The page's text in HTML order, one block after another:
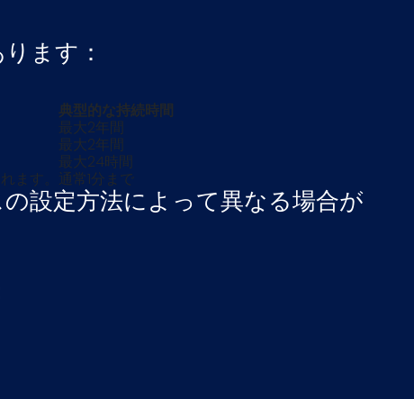
ます：
典型的な持続時間
最大2年間
最大2年間
最大24時間
ます。 通常1分まで
設定方法によって異なる場合が